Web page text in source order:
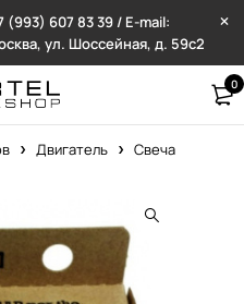
(993) 607 83 39 / E-mail:
ул. Шоссейная, д. 59с2
0
Двигатель
Свеча